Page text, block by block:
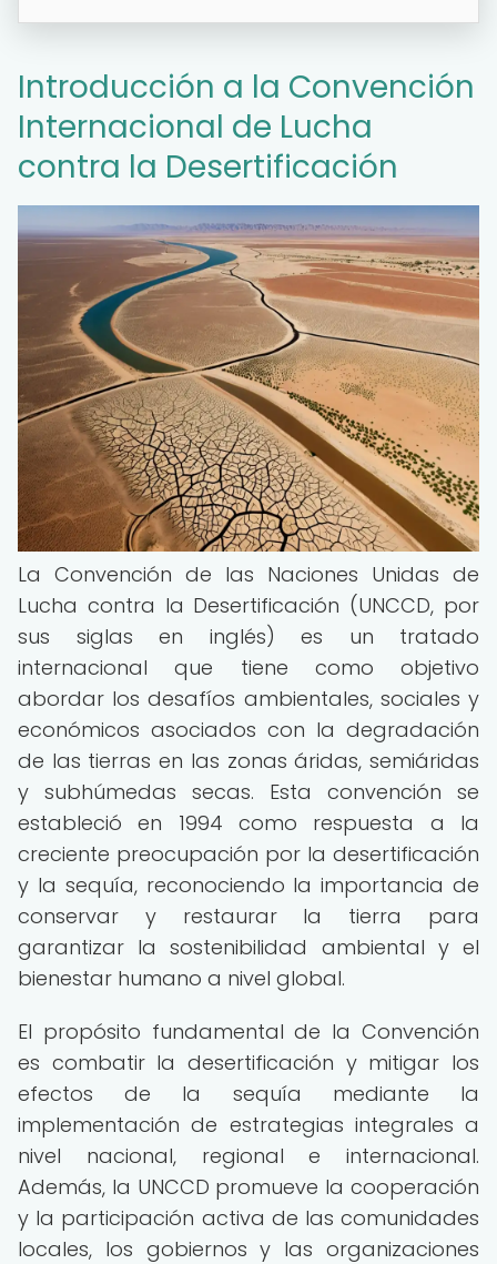
Introducción a la Convención
Internacional de Lucha
contra la Desertificación
La Convención de las Naciones Unidas de
Lucha contra la Desertificación (UNCCD, por
sus siglas en inglés) es un tratado
internacional que tiene como objetivo
abordar los desafíos ambientales, sociales y
económicos asociados con la degradación
de las tierras en las zonas áridas, semiáridas
y subhúmedas secas. Esta convención se
estableció en 1994 como respuesta a la
creciente preocupación por la desertificación
y la sequía, reconociendo la importancia de
conservar y restaurar la tierra para
garantizar la sostenibilidad ambiental y el
bienestar humano a nivel global.
El propósito fundamental de la Convención
es combatir la desertificación y mitigar los
efectos de la sequía mediante la
implementación de estrategias integrales a
nivel nacional, regional e internacional.
Además, la UNCCD promueve la cooperación
y la participación activa de las comunidades
locales, los gobiernos y las organizaciones